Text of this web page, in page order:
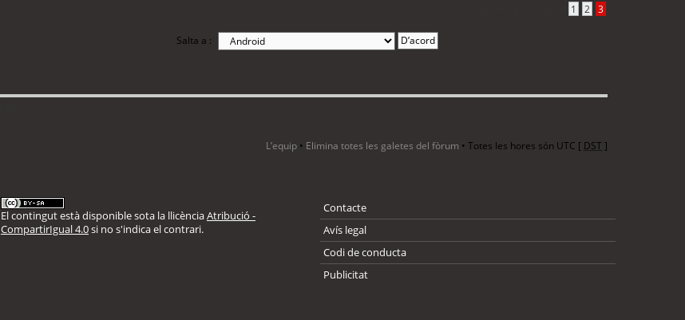
1 2 3
Salta a :
L’equip • Elimina totes les galetes del fòrum • Totes les hores són UTC [ DST]
El contingut està disponible sota la llicènciaAtribució -
CompartirIgual 4.0si no s'indica el contrari.
Contacte
Avís legal
Codi de conducta
Publicitat